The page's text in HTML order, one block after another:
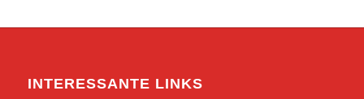
INTERESSANTE LINKS